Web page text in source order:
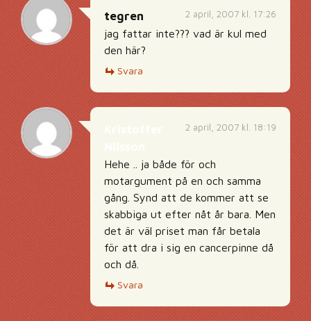
2 april, 2007 kl. 17:26
tegren
jag fattar inte??? vad är kul med
den här?
Svara
2 april, 2007 kl. 18:19
Hehe .. ja både för och
motargument på en och samma
gång. Synd att de kommer att se
skabbiga ut efter nåt år bara. Men
det är väl priset man får betala
för att dra i sig en cancerpinne då
och då.
Svara